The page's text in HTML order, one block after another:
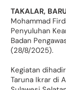
TAKALAR,
Mohammad
Penyuluhan
Badan
(28/8/2025).
Kegiatan
Taruna Ikrar di